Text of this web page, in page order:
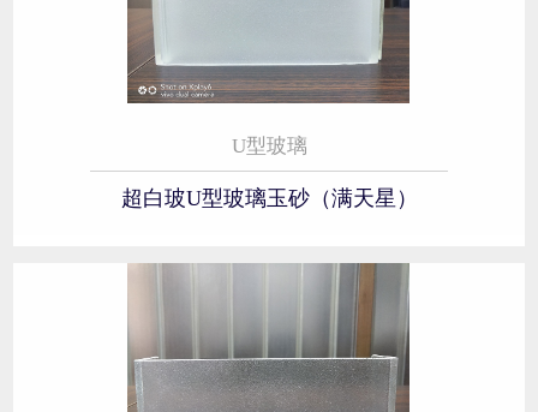
U型玻璃
超白玻U型玻璃玉砂（满天星）